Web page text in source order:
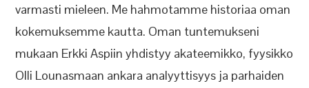
varmasti mieleen. Me hahmotamme historiaa oman
kokemuksemme kautta. Oman tuntemukseni
mukaan Erkki Aspiin yhdistyy akateemikko, fyysikko
Olli Lounasmaan ankara analyyttisyys ja parhaiden